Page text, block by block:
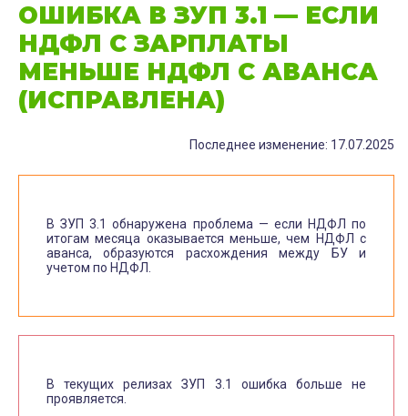
ОШИБКА В ЗУП 3.1 — ЕСЛИ
НДФЛ С ЗАРПЛАТЫ
МЕНЬШЕ НДФЛ С АВАНСА
(ИСПРАВЛЕНА)
Последнее изменение: 17.07.2025
В ЗУП 3.1 обнаружена проблема — если НДФЛ по
итогам месяца оказывается меньше, чем НДФЛ с
аванса, образуются расхождения между БУ и
учетом по НДФЛ.
В текущих релизах ЗУП 3.1 ошибка больше не
проявляется.